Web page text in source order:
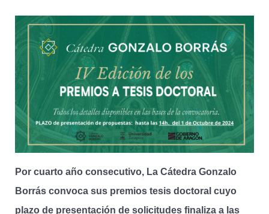
Por cuarto año consecutivo, La Cátedra Gonzalo
Borrás convoca sus premios tesis doctoral cuyo
plazo de presentación de solicitudes finaliza a las